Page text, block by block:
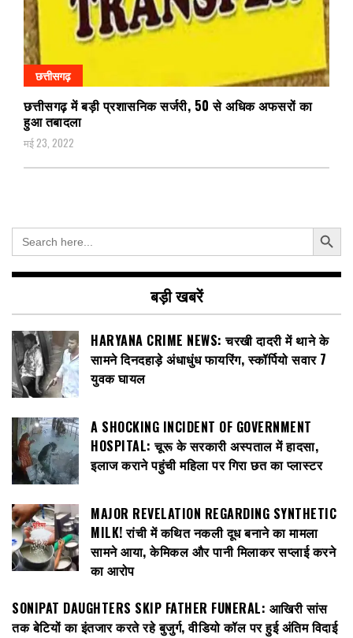
छत्तीसगढ़
छत्तीसगढ़ में बड़ी प्रशासनिक सर्जरी, 50 से अधिक अफसरों का
हुआ तबादला
मई 23, 2022
Search
for:
Search Button
बड़ी खबरें
HARYANA CRIME NEWS: चरखी दादरी में थाने के
सामने दिनदहाड़े अंधाधुंध फायरिंग, स्कॉर्पियो सवार 7
युवक घायल
A SHOCKING INCIDENT OF GOVERNMENT
HOSPITAL: चूरू के सरकारी अस्पताल में हादसा,
इलाज कराने पहुंची महिला पर गिरा छत का प्लास्टर
MAJOR REVELATION REGARDING SYNTHETIC
MILK! रांची में कथित नकली दूध बनाने का मामला
सामने आया, केमिकल और पानी मिलाकर सप्लाई करने
का आरोप
SONIPAT DAUGHTERS SKIP FATHER FUNERAL: आखिरी सांस
तक बेटियों का इंतजार करते रहे बुजुर्ग, वीडियो कॉल पर हुई अंतिम विदाई